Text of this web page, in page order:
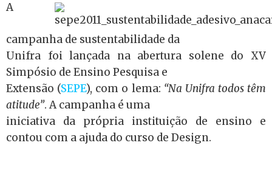
A
campanha de sustentabilidade da
Unifra foi lançada na abertura solene do XV
Simpósio de Ensino Pesquisa e
Extensão (SEPE), com o lema: “Na Unifra todos têm
atitude”. A campanha é uma
iniciativa da própria instituição de ensino e
contou com a ajuda do curso de Design.